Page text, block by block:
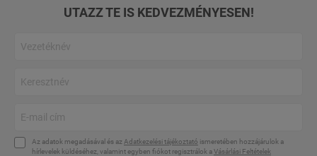
UTAZZ TE IS KEDVEZMÉNYESEN!
Az adatok megadásával és az Adatkezelési tájékoztató ismeretében hozzájárulok a
hírlevelek küldéséhez, valamint egyben fiókot regisztrálok aVásárlási Feltételek